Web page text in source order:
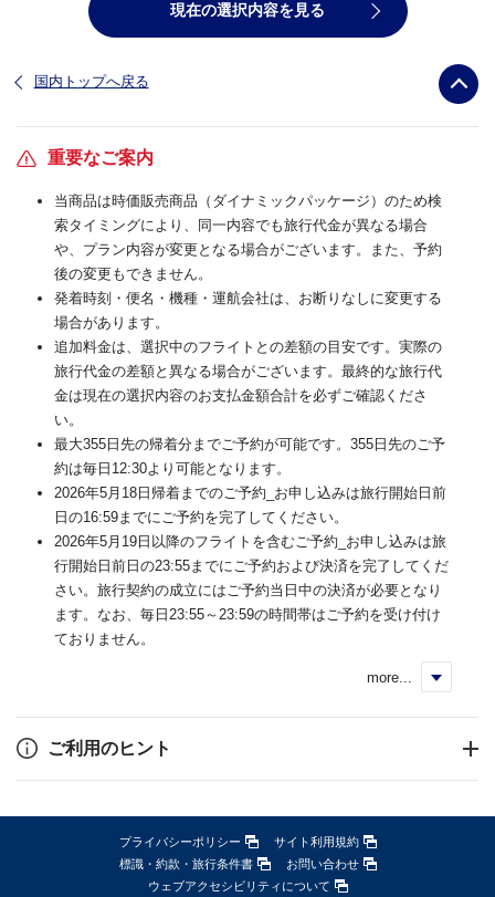
現在の選択内容を見る
国内トップへ戻る
重要なご案内
当商品は時価販売商品（ダイナミックパッケージ）のため検
索タイミングにより、同一内容でも旅行代金が異なる場合
や、プラン内容が変更となる場合がございます。また、予約
後の変更もできません。
発着時刻・便名・機種・運航会社は、お断りなしに変更する
場合があります。
追加料金は、選択中のフライトとの差額の目安です。実際の
旅行代金の差額と異なる場合がございます。最終的な旅行代
金は現在の選択内容のお支払金額合計を必ずご確認くださ
い。
最大355日先の帰着分までご予約が可能です。355日先のご予
約は毎日12:30より可能となります。
2026年5月18日帰着までのご予約_お申し込みは旅行開始日前
日の16:59までにご予約を完了してください。
2026年5月19日以降のフライトを含むご予約_お申し込みは旅
行開始日前日の23:55までにご予約および決済を完了してくだ
さい。旅行契約の成立にはご予約当日中の決済が必要となり
ます。なお、毎日23:55～23:59の時間帯はご予約を受け付け
ておりません。
more...
ご利用のヒント
プライバシーポリシー
サイト利用規約
標識・約款・旅行条件書
お問い合わせ
ウェブアクセシビリティについて